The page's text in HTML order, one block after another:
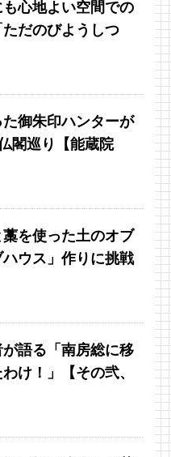
心地よい空間での
だのびようしつ
御朱印ハンターが
閣巡り【能蔵院
を使った土のオブ
ハウス」作りに挑戦
語る「南房総に移
け！」【その弐、